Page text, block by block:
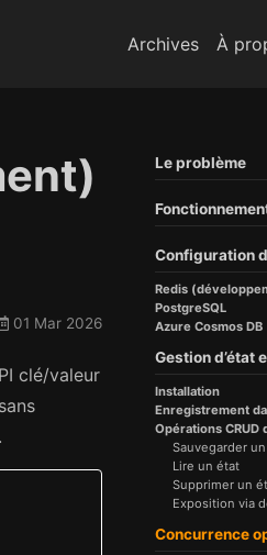
Archives À
Le problème
Configuration
Redis
PostgreSQL
Azure Cosmos DB
Gestion d’état
Installation
Enregistrement
Opérations CRUD
Sauvegarder
Lire un état
Supprimer un
Exposition via
Concurrence
01 Mar 2026
clé/valeur